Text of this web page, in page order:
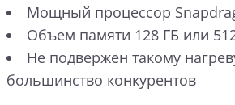
Мощный процессор
Объем памяти 128 ГБ или
Не подвержен такому
большинство конкурентов